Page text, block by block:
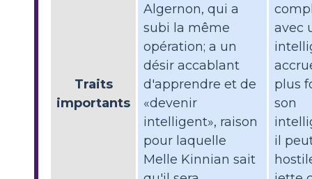
Traits
importants
Algernon, qui a
subi la même
opération; a un
désir accablant
d'apprendre et de
«devenir
intelligent», raison
pour laquelle
Melle Kinnian sait
avec
plus
son
il